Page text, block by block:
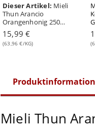
Dieser Artikel: Mieli
Thun Arancio
Orangenhonig 250
Gramm
15,99 €
(63,96 €/KG)
Produktinformation
Mieli Thun